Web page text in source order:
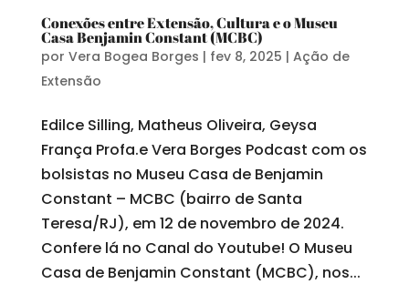
Conexões entre Extensão, Cultura e o Museu
Casa Benjamin Constant (MCBC)
por Vera Bogea Borges | fev 8, 2025 | Ação de
Extensão
Edilce Silling, Matheus Oliveira, Geysa
França Profa.e Vera Borges Podcast com os
bolsistas no Museu Casa de Benjamin
Constant – MCBC (bairro de Santa
Teresa/RJ), em 12 de novembro de 2024.
Confere lá no Canal do Youtube! O Museu
Casa de Benjamin Constant (MCBC), nos...